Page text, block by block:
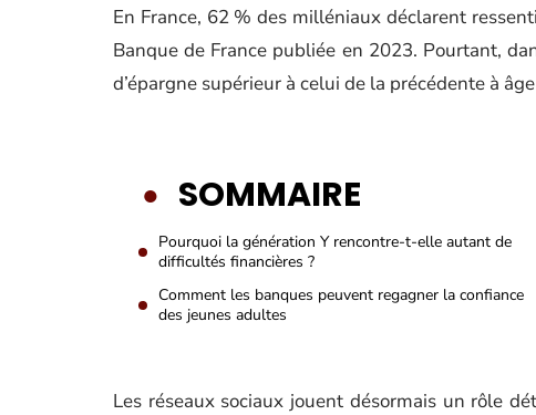
En France, 62 % des milléniaux déclarent
Banque de France publiée en 2023. Pourtant,
d’épargne supérieur à celui de la précédente à
SOMMAIRE
Pourquoi la génération Y rencontre-t-elle autant de
difficultés financières ?
Comment les banques peuvent regagner la confiance
des jeunes adultes
Les réseaux sociaux jouent désormais un rôle